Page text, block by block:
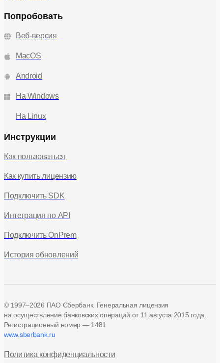
Попробовать
Веб-версия
MacOS
Android
На Windows
На Linux
Инструкции
Как пользоваться
Как купить лицензию
Подключить SDK
Интеграция по API
Подключить OnPrem
История обновлений
© 1997–2026 ПАО Сбербанк. Генеральная лицензия
на осуществление банковских операций от 11 августа 2015 года.
Регистрационный номер — 1481
www.sberbank.ru
Политика конфиденциальности